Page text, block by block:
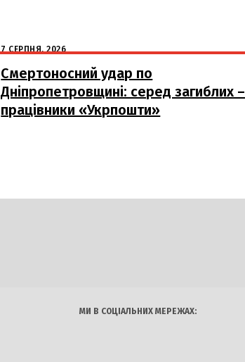
7 СЕРПНЯ, 2026
Смертоносний удар по
Дніпропетровщині: серед загиблих –
працівники «Укрпошти»
МИ В СОЦІАЛЬНИХ МЕРЕЖАХ: